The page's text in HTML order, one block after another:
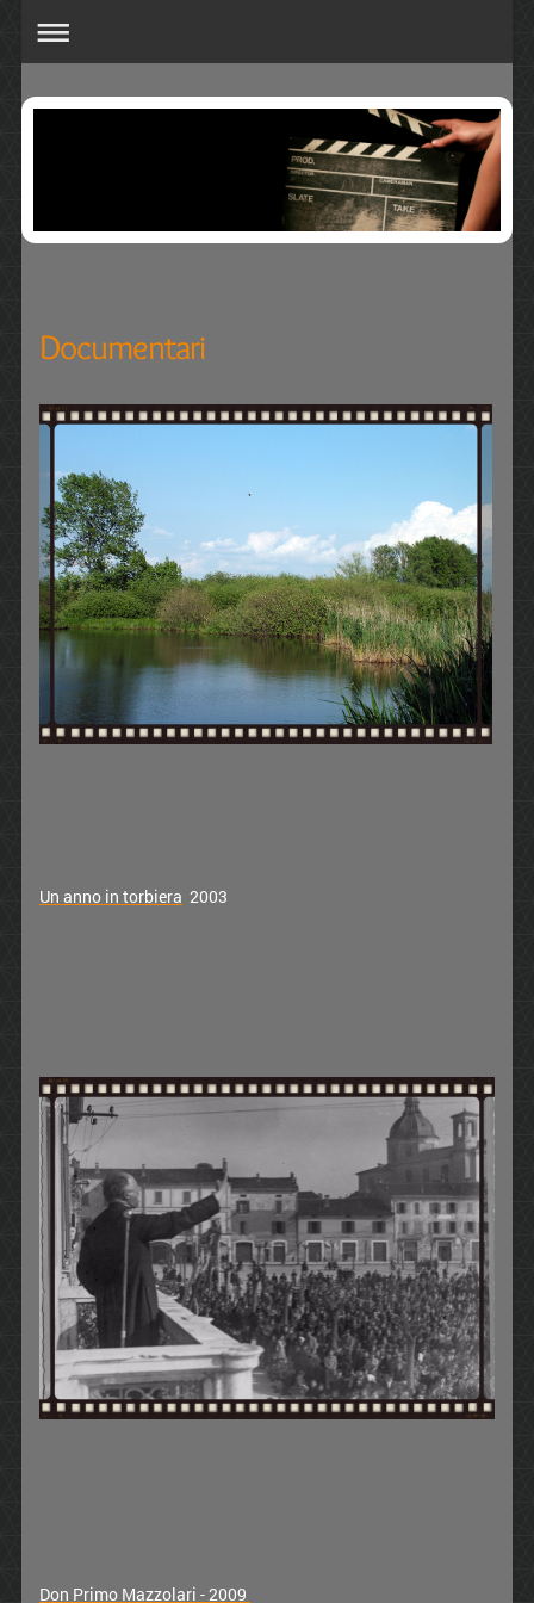
Documentari
Un anno in torbiera 2003
Don Primo Mazzolari - 2009